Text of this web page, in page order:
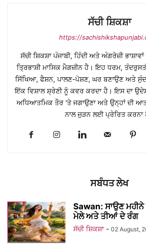
ਸੱਚੀ ਸ਼ਿਕਸ਼ਾ
https://
ਸੱਚੀ ਸ਼ਿਕਸ਼ਾ ਪੰਜਾਬੀ, ਹਿੰਦੀ ਅਤੇ ਅੰਗਰੇਜ਼ੀ
ਤ੍ਰਿਭਾਸ਼ੀ ਮਾਸਿਕ ਮੈਗਜ਼ੀਨ ਹੈ। ਇਹ ਧਰਮ,
ਸਿੱਖਿਆ, ਫੈਸ਼ਨ, ਪਾਲਣ-ਪੋਸ਼ਣ, ਘਰ ਬਣਾਉਣ ਅਤੇ
ਇੱਕ ਵਿਸ਼ਾਲ ਸ਼੍ਰੇਣੀ ਨੂੰ ਕਵਰ ਕਰਦਾ ਹੈ। ਇਸ ਦਾ
ਅਧਿਆਤਮਿਕ ਤੌਰ 'ਤੇ ਜਗਾਉਣਾ ਅਤੇ ਉਨ੍ਹਾਂ ਦੀ
ਨਾਲ ਜੁੜਨ ਲਈ ਪ੍ਰੇਰਿਤ ਕਰਨਾ
ਸਬੰਧਤ ਲੇਖ
Sawan: ਸਾਉਣ ਮਹੀਨੇ
ਮੇਲੇ ਅਤੇ ਤੀਆਂ ਦੇ ਰੰਗ
ਸੱਚੀ ਸ਼ਿਕਸ਼ਾ - 02 August,